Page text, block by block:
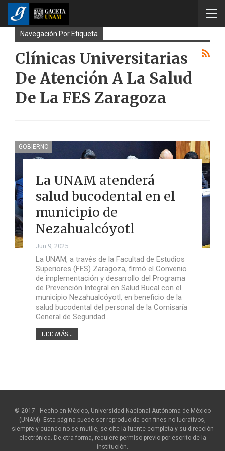
Navegación Por Etiqueta
Clínicas Universitarias
De Atención A La Salud
De La FES Zaragoza
GOBIERNO
La UNAM atenderá
salud bucodental en el
municipio de
Nezahualcóyotl
Jun 9, 2025
La UNAM, a través de la Facultad de Estudios
Superiores (FES) Zaragoza, firmó el Convenio
de implementación y desarrollo del Programa
de Prevención Integral en Salud Bucal con el
municipio Nezahualcóyotl, en beneficio de la
salud bucodental del personal de la Comisaría
General de Seguridad…
LEE MÁS...
© 2017 - Hecho en México, Universidad Nacional Autónoma de México
(UNAM). Esta página puede ser reproducida con fines no lucrativos,
siempre y cuando no se mutile, se cite la fuente completa y su dirección
electrónica. De otra forma, requiere permiso previo por escrito de la
institución.